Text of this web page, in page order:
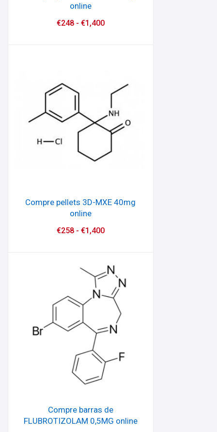
online
€248- €1,400
Compre pellets 3D-MXE 40mg
online
€258- €1,400
Compre barras de
FLUBROTIZOLAM 0,5MG online